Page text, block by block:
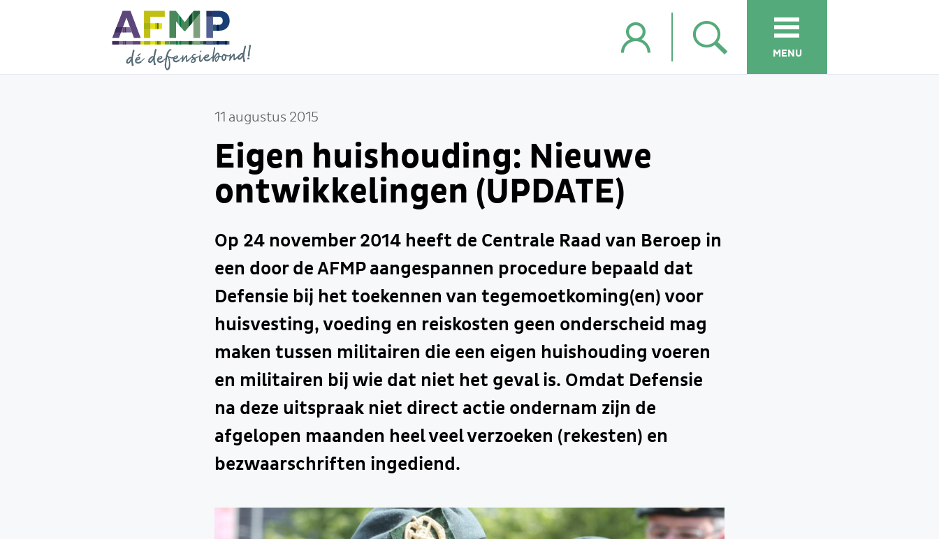
MENU
11 augustus 2015
Eigen huishouding: Nieuwe
ontwikkelingen (UPDATE)
Op 24 november 2014 heeft de Centrale Raad van Beroep in
een door de AFMP aangespannen procedure bepaald dat
Defensie bij het toekennen van tegemoetkoming(en) voor
huisvesting, voeding en reiskosten geen onderscheid mag
maken tussen militairen die een eigen huishouding voeren
en militairen bij wie dat niet het geval is. Omdat Defensie
na deze uitspraak niet direct actie ondernam zijn de
afgelopen maanden heel veel verzoeken (rekesten) en
bezwaarschriften ingediend.